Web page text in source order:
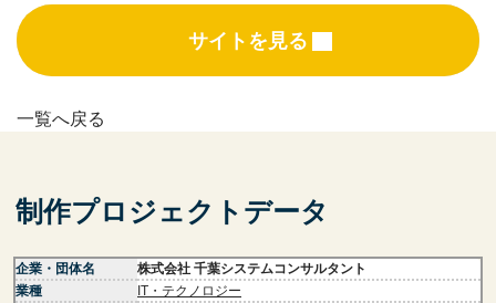
サイトを見る
一覧へ戻る
制作プロジェクトデータ
企業・団体名
株式会社 千葉システムコンサルタント
業種
IT・テクノロジー